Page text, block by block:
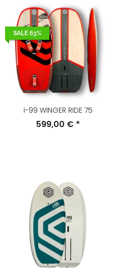
SALE 63%
i-99 WINGER RIDE 75
599,00 € *